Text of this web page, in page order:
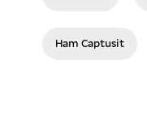
Ham Captusit